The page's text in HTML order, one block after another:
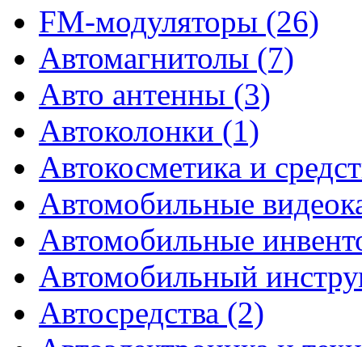
FM-модуляторы (26)
Автомагнитолы (7)
Авто антенны (3)
Автоколонки (1)
Автокосметика и
Автомобильные
Автомобильные
Автомобильный
Автосредства (2)